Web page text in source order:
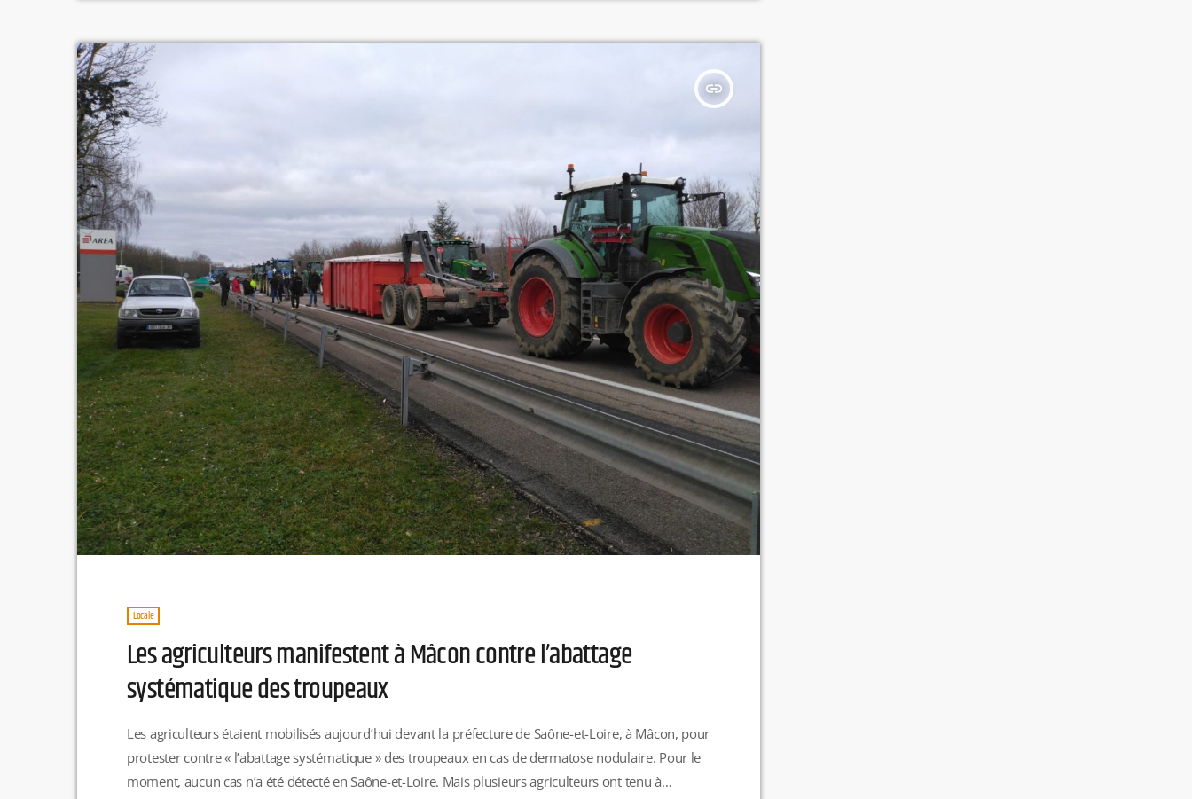
insert_link
Locale
Les agriculteurs manifestent à Mâcon contre l’abattage
systématique des troupeaux
Les agriculteurs étaient mobilisés aujourd’hui devant la préfecture de Saône-et-Loire, à Mâcon, pour
protester contre « l’abattage systématique » des troupeaux en cas de dermatose nodulaire. Pour le
moment, aucun cas n’a été détecté en Saône-et-Loire. Mais plusieurs agriculteurs ont tenu à